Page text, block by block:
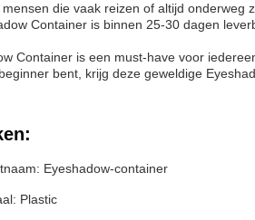
die vaak reizen of altijd onderweg
Container is binnen 25-30 dagen
Container is een must-have voor
bent, krijg deze geweldige
Eyeshadow-container
Plastic